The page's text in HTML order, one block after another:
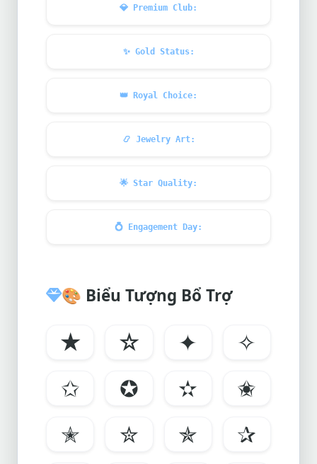
💎 Premium Club:
✨Gold Status:
👑 Royal Choice:
📿 Jewelry Art:
🌟 Star Quality:
💍 Engagement Day:
🎨 Biểu Tượng Bổ Trợ
★ ☆ ✦
✧
✩
✪ ✫
✬
✭
✮ ✯
✰